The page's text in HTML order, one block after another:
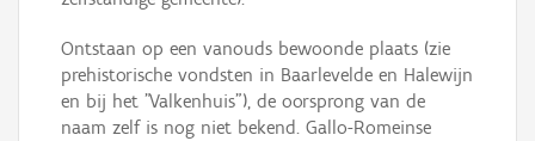
Ontstaan op een vanouds bewoonde plaats (zie
prehistorische vondsten in Baarlevelde en Halewijn
en bij het "Valkenhuis"), de oorsprong van de
naam zelf is nog niet bekend. Gallo-Romeinse